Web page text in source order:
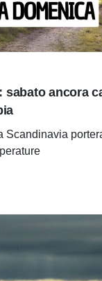
sabato ancora
Scandinavia